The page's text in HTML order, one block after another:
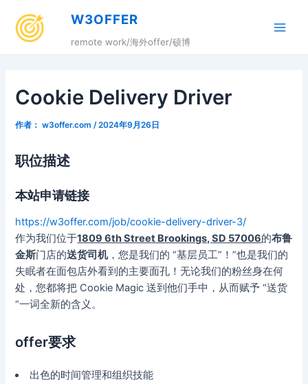
W3OFFER
remote work/海外offer/硕博
Cookie Delivery Driver
作者： w3offer.com /2024年9月26日
职位描述
本站申请链接
https://w3offer.com/job/cookie-delivery-driver-3/
作为我们位于1809 6th Street Brookings, SD 57006的布鲁
金斯门店的送货司机，您是我们的 “基层员工”！”也是我们的
失眠者在面包店外看到的主要面孔！无论我们的粉丝身在何
处，您都将把 Cookie Magic 送到他们手中，从而赋予 “送货
“一词全新的含义。
offer要求
出色的时间管理和组织技能